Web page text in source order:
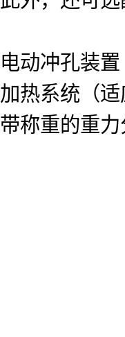
电动冲孔装置
加热系统（适
带称重的重